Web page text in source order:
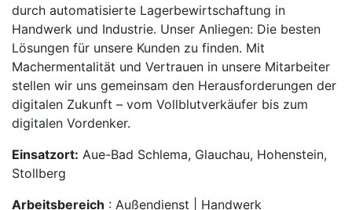
durch automatisierte Lagerbewirtschaftung in
Handwerk und Industrie. Unser Anliegen: Die besten
Lösungen für unsere Kunden zu finden. Mit
Machermentalität und Vertrauen in unsere Mitarbeiter
stellen wir uns gemeinsam den Herausforderungen der
digitalen Zukunft – vom Vollblutverkäufer bis zum
digitalen Vordenker.
Einsatzort: Aue-Bad Schlema, Glauchau, Hohenstein,
Stollberg
Arbeitsbereich : Außendienst | Handwerk